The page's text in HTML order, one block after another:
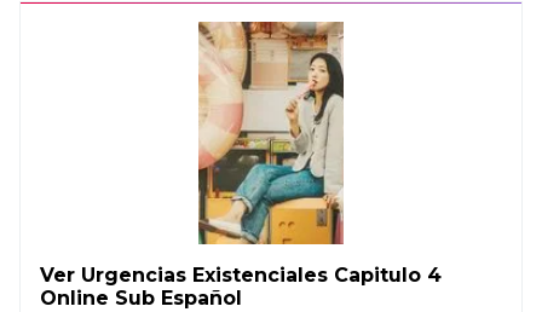
Ver Urgencias Existenciales Capitulo 4
Online Sub Español